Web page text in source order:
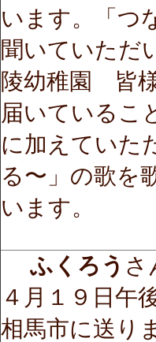
います。「つ
聞いていただ
陵幼稚園 皆
届いているこ
に加えていた
る〜」の歌を
います。
ふくろう さ
４月１９日午
相馬市に送り